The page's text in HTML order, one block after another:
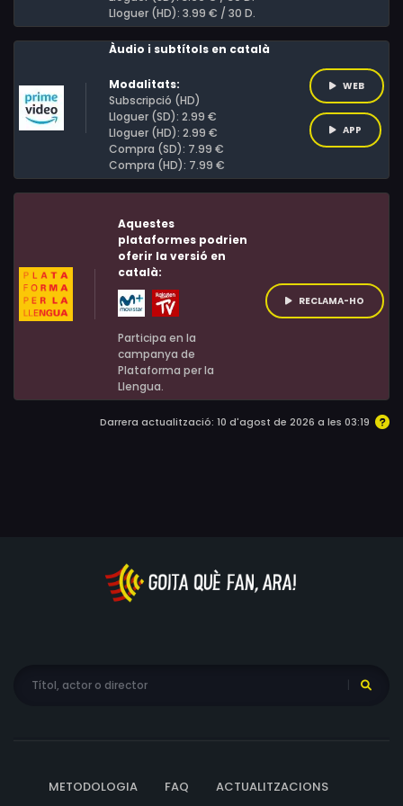
Chandler, Joe Egan, Clive Russell, Sala Baker
Lloguer (HD): 3.99 € / 30 D.
Àudio i subtítols en català
Modalitats:
Subscripció (HD)
Lloguer (SD): 2.99 €
Lloguer (HD): 2.99 €
Compra (SD): 7.99 €
Compra (HD): 7.99 €
WEB
APP
Aquestes
plataformes podrien
oferir la versió en
català:
Participa en la
campanya de
Plataforma per la
Llengua.
RECLAMA-HO
Darrera actualització: 10 d'agost de 2026 a les 03:19
METODOLOGIA FAQ
ACTUALITZACIONS